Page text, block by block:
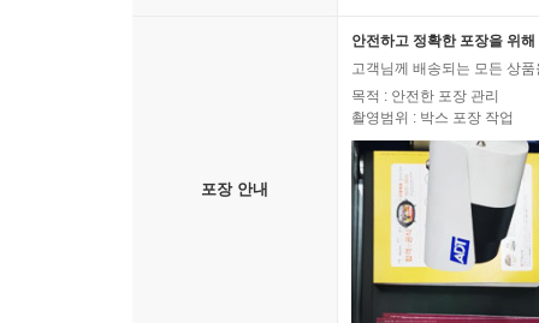
포장 안내
안전하고 정확한 포장을 위
고객님께 배송되는 모든 상
목적 : 안전한 포장 관리
촬영범위 : 박스 포장 작업